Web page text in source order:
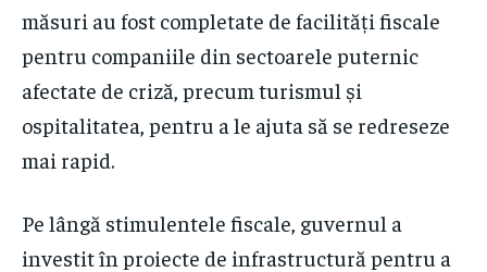
măsuri au fost completate de facilități fiscale
pentru companiile din sectoarele puternic
afectate de criză, precum turismul și
ospitalitatea, pentru a le ajuta să se redreseze
mai rapid.
Pe lângă stimulentele fiscale, guvernul a
investit în proiecte de infrastructură pentru a